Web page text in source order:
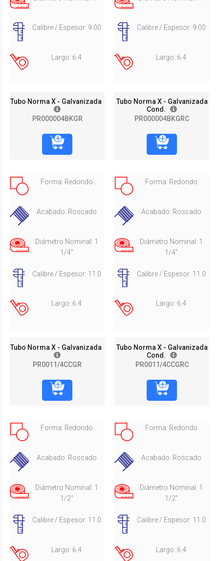
Calibre / Espesor: 9.00
Largo: 6.4
Tubo Norma X - Galvanizada
PR000004BKGR
Calibre / Espesor: 9.00
Largo: 6.4
Tubo Norma X - Galvanizada
Cond.
PR000004BKGRC
Forma: Redondo
Acabado: Roscado
Diámetro Nominal: 1
1/4"
Calibre / Espesor: 11.0
Largo: 6.4
Tubo Norma X - Galvanizada
PR0011/4CCGR
Forma: Redondo
Acabado: Roscado
Diámetro Nominal: 1
1/4"
Calibre / Espesor: 11.0
Largo: 6.4
Tubo Norma X - Galvanizada
Cond.
PR0011/4CCGRC
Forma: Redondo
Acabado: Roscado
Diámetro Nominal: 1
1/2"
Calibre / Espesor: 11.0
Largo: 6.4
Forma: Redondo
Acabado: Roscado
Diámetro Nominal: 1
1/2"
Calibre / Espesor: 11.0
Largo: 6.4